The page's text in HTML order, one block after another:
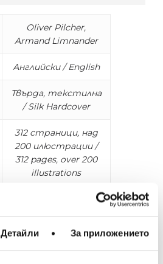
Детайли За приложението
Oliver Pilcher,
Armand Limnander
Английски / English
Твърда, текстилна
/ Silk Hardcover
312 страници, над
200 илюстрации /
312 pages, over 200
illustrations
W 24.8 x L 33 x D 3.7
МЕБЕЛИ ЗА ДОМА И